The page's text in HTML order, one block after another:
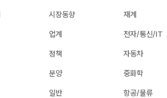
시장동향
업계
정책
분양
일반
재계
전자/통신/IT
자동차
중화학
항공/물류